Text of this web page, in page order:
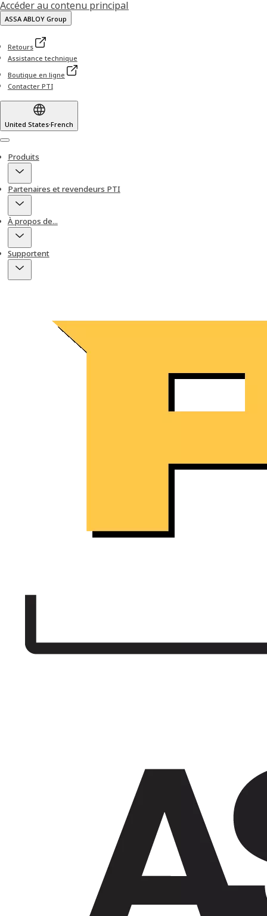
Accéder au contenu principal
ASSA ABLOY Group
Retours
Assistance technique
Boutique en ligne
Contacter PTI
United States·French
Menu
Produits
Partenaires et revendeurs PTI
À propos de...
Supportent